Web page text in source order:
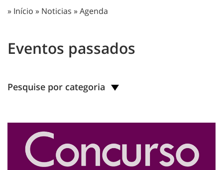
» Início » Noticias »Agenda
Eventos passados
Pesquise por categoria